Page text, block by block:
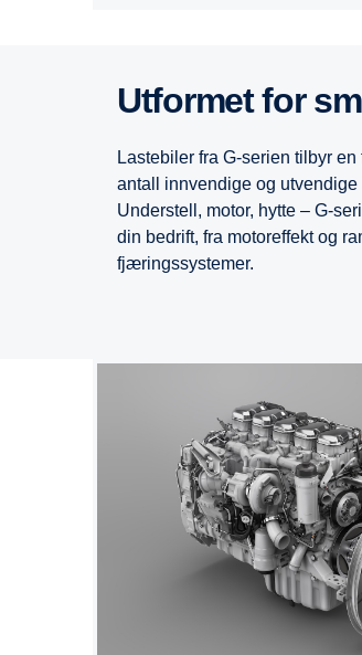
Utformet for
Lastebiler fra G-serien tilbyr
antall innvendige og
Understell, motor, hytte – G-
din bedrift, fra motoreffekt og
fjæringssystemer.